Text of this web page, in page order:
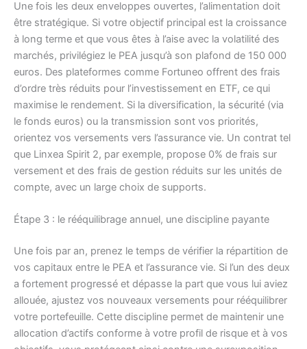
Une fois les deux enveloppes ouvertes, l’alimentation doit
être stratégique. Si votre objectif principal est la croissance
à long terme et que vous êtes à l’aise avec la volatilité des
marchés, privilégiez le PEA jusqu’à son plafond de 150 000
euros. Des plateformes comme Fortuneo offrent des frais
d’ordre très réduits pour l’investissement en ETF, ce qui
maximise le rendement. Si la diversification, la sécurité (via
le fonds euros) ou la transmission sont vos priorités,
orientez vos versements vers l’assurance vie. Un contrat tel
que Linxea Spirit 2, par exemple, propose 0% de frais sur
versement et des frais de gestion réduits sur les unités de
compte, avec un large choix de supports.
Étape 3 : le rééquilibrage annuel, une discipline payante
Une fois par an, prenez le temps de vérifier la répartition de
vos capitaux entre le PEA et l’assurance vie. Si l’un des deux
a fortement progressé et dépasse la part que vous lui aviez
allouée, ajustez vos nouveaux versements pour rééquilibrer
votre portefeuille. Cette discipline permet de maintenir une
allocation d’actifs conforme à votre profil de risque et à vos